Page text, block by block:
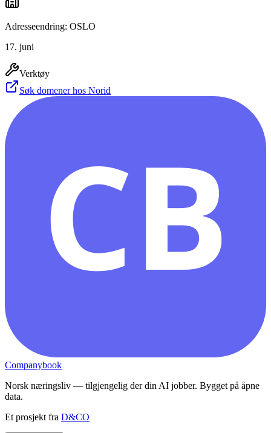
Adresseendring: OSLO
17. juni
Verktøy
Søk domener hos Norid
CB
Companybook
Norsk næringsliv — tilgjengelig der din AI jobber. Bygget på åpne
data.
Et prosjekt fra D&CO